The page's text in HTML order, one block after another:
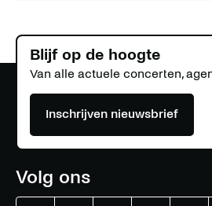
Blijf op de hoogte
Van alle actuele concerten,
Inschrijven nieuwsbrief
Volg ons